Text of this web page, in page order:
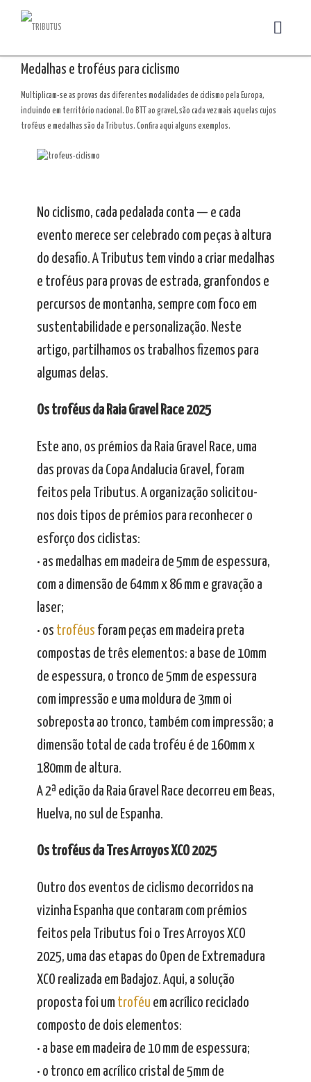
Medalhas e troféus para ciclismo
Multiplicam-se as provas das diferentes modalidades de ciclismo pela Europa,
incluindo em território nacional. Do BTT ao gravel, são cada vez mais aquelas cujos
troféus e medalhas são da Tributus. Confira aqui alguns exemplos.
No ciclismo, cada pedalada conta — e cada
evento merece ser celebrado com peças à altura
do desafio. A Tributus tem vindo a criar medalhas
e troféus para provas de estrada, granfondos e
percursos de montanha, sempre com foco em
sustentabilidade e personalização. Neste
artigo, partilhamos os trabalhos fizemos para
algumas delas.
Os troféus da Raia Gravel Race 2025
Este ano, os prémios da Raia Gravel Race, uma
das provas da Copa Andalucia Gravel, foram
feitos pela Tributus. A organização solicitou-
nos dois tipos de prémios para reconhecer o
esforço dos ciclistas:
• as medalhas em madeira de 5mm de espessura,
com a dimensão de 64mm x 86 mm e gravação a
laser;
• os troféus foram peças em madeira preta
compostas de três elementos: a base de 10mm
de espessura, o tronco de 5mm de espessura
com impressão e uma moldura de 3mm oi
sobreposta ao tronco, também com impressão; a
dimensão total de cada troféu é de 160mm x
180mm de altura.
A 2ª edição da Raia Gravel Race decorreu em Beas,
Huelva, no sul de Espanha.
Os troféus da Tres Arroyos XCO 2025
Outro dos eventos de ciclismo decorridos na
vizinha Espanha que contaram com prémios
feitos pela Tributus foi o Tres Arroyos XCO
2025, uma das etapas do Open de Extremadura
XCO realizada em Badajoz. Aqui, a solução
proposta foi um troféu em acrílico reciclado
composto de dois elementos:
• a base em madeira de 10 mm de espessura;
• o tronco em acrílico cristal de 5mm de